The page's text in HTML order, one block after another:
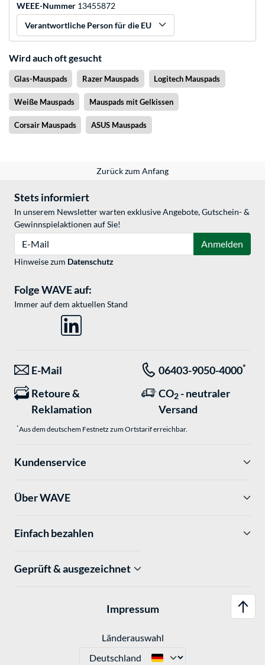
WEEE-Nummer 13455872
Verantwortliche Person für die EU
Wird auch oft gesucht
Glas-Mauspads Razer Mauspads Logitech Mauspads
Weiße Mauspads Mauspads mit Gelkissen
Corsair Mauspads ASUS Mauspads
Zurück zum Anfang
Stets informiert
In unserem Newsletter warten exklusive Angebote, Gutschein- &
Gewinnspielaktionen auf Sie!
Anmelden
Hinweise zum Datenschutz
Folge WAVE auf:
Immer auf dem aktuellen Stand
E-Mail 06403-9050-4000*
Retoure &
Reklamation
CO2 - neutraler
Versand
*Aus dem deutschem Festnetz zum Ortstarif erreichbar.
Kundenservice
Über WAVE
Einfach bezahlen
Geprüft & ausgezeichnet
Impressum
Länderauswahl